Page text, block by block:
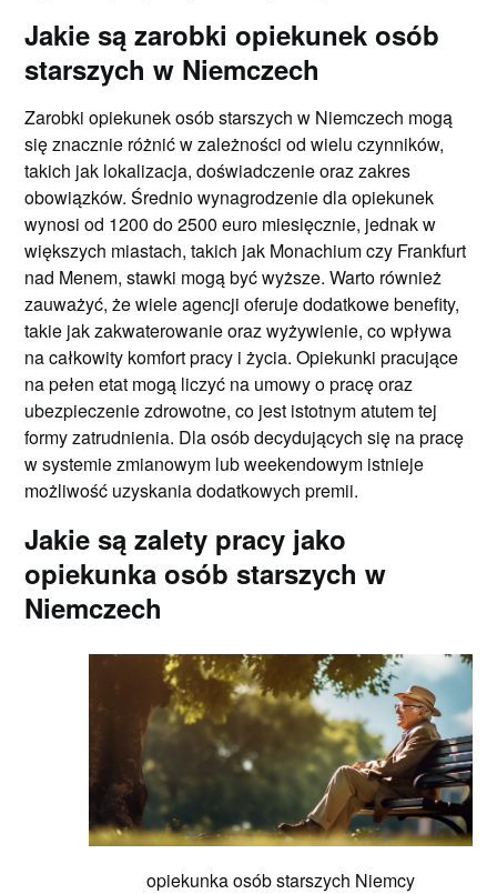
Jakie są zarobki opiekunek osób
starszych w Niemczech
Zarobki opiekunek osób starszych w Niemczech mogą
się znacznie różnić w zależności od wielu czynników,
takich jak lokalizacja, doświadczenie oraz zakres
obowiązków. Średnio wynagrodzenie dla opiekunek
wynosi od 1200 do 2500 euro miesięcznie, jednak w
większych miastach, takich jak Monachium czy Frankfurt
nad Menem, stawki mogą być wyższe. Warto również
zauważyć, że wiele agencji oferuje dodatkowe benefity,
takie jak zakwaterowanie oraz wyżywienie, co wpływa
na całkowity komfort pracy i życia. Opiekunki pracujące
na pełen etat mogą liczyć na umowy o pracę oraz
ubezpieczenie zdrowotne, co jest istotnym atutem tej
formy zatrudnienia. Dla osób decydujących się na pracę
w systemie zmianowym lub weekendowym istnieje
możliwość uzyskania dodatkowych premii.
Jakie są zalety pracy jako
opiekunka osób starszych w
Niemczech
opiekunka osób starszych Niemcy